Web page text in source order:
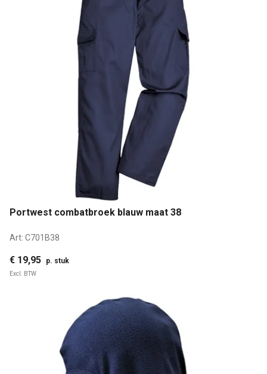
Portwest combatbroek blauw maat 38
Art: C701B38
€ 19,95 p. stuk
Excl. BTW